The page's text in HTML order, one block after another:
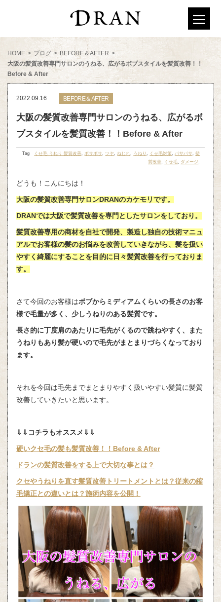
HOME > ブログ > BEFORE＆AFTER >
大阪の髪質改善専門サロンのうねる、広がるボブスタイルを髪質改善！！
Before & After
2022.09.16 BEFORE＆AFTER
大阪の髪質改善専門サロンのうねる、広がるボ
ブスタイルを髪質改善！！Before & After
Tag くせ毛 うねり 髪質改善 ボサボサ ツヤ ,ねじれ うねり くせ毛対策 パサパサ ,髪
質改善
くせ毛 ダメージ
どうも！こんにちは！
大阪の髪質改善専門サロンDRANのカケモリです。
DRANでは大阪で髪質改善を専門としたサロンをしており。
髪質改善専用の商材を自社で開発、製造し独自の技術マニュ
アルでお客様の髪のお悩みを改善していきながら、髪を扱い
やすく綺麗にすることを目的に日々髪質改善を行っておりま
す。
さて今回のお客様はボブからミディアムくらいの長さのお客
様で毛量が多く、少しうねりのある髪質です。
長さ的に丁度肩のあたりに毛先がくるので跳ねやすく、また
うねりもあり髪が硬いので毛先がまとまりづらくなっており
ます。
それを今回は毛先までまとまりやすく扱いやすい髪質に髪質
改善していきたいと思います。
⇓⇓コチラもオススメ⇓⇓
硬いクセ毛の髪も髪質改善！！Before & After
ドランの髪質改善をする上で大切な事とは？
クセやうねりを直す髪質改善トリートメントとは？従来の縮
毛矯正との違いとは？施術内容を公開！